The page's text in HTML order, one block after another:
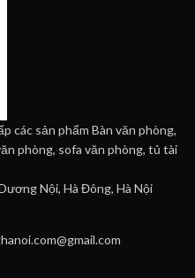
các sản phẩm Bàn văn phòng,
phòng, sofa văn phòng, tủ tài
Nội, Hà Đông, Hà Nội